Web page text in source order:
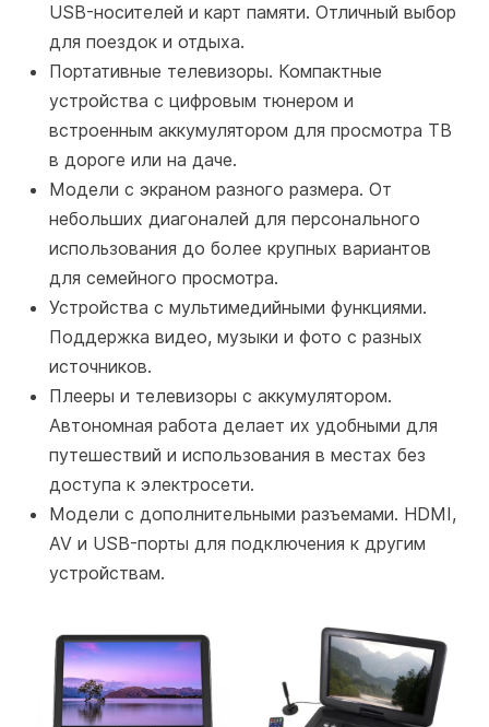
USB-носителей и карт памяти. Отличный выбор
для поездок и отдыха.
Портативные телевизоры. Компактные
устройства с цифровым тюнером и
встроенным аккумулятором для просмотра ТВ
в дороге или на даче.
Модели с экраном разного размера. От
небольших диагоналей для персонального
использования до более крупных вариантов
для семейного просмотра.
Устройства с мультимедийными функциями.
Поддержка видео, музыки и фото с разных
источников.
Плееры и телевизоры с аккумулятором.
Автономная работа делает их удобными для
путешествий и использования в местах без
доступа к электросети.
Модели с дополнительными разъемами. HDMI,
AV и USB-порты для подключения к другим
устройствам.